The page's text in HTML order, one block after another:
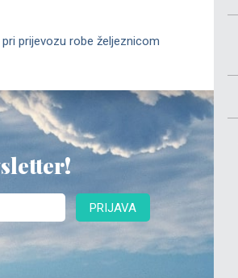
prijevozu robe željeznicom
PRIJAVA